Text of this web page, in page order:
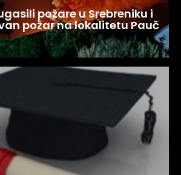
požare u Srebreniku i
požar na lokalitetu Pauč